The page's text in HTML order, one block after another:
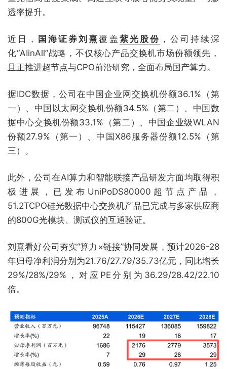
透率提升。
近日， 国海证券刘熹覆盖 紫光股份 ，公司持续深
化“AIinAll”战略，不仅核心产品交换机市场份额领先，
且正推进超节点与CPO前沿研究，全面布局国产算力。
据IDC数据，公司在中国企业网交换机份额36.1%（第
一）、中国以太网交换机份额34.5%（第二）、中国数
据中心交换机份额33.1%（第二）、中国企业级WLAN
份额27.9%（第一）、中国X86服务器份额12.5%（第
三）。
此外，公司在AI算力和智能联接产品研发方面均取得积
极进展，已发布UniPoDS80000超节点产品，
51.2TCPO硅光数据中心交换机产品已完成与多家供应商
的800G光模块、测试仪的互通验证。
刘熹看好公司夯实“算力×链接”协同发展，预计2026-28
年归母净利润分别为21.76/27.79/35.73亿元，同比增长
29%/28%/29%，对应PE分别为36.29/28.42/22.10
倍。